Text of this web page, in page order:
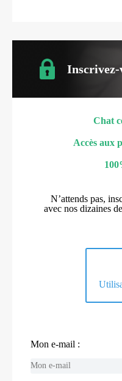
Inscrivez-
Chat
Accès aux
N’attends pas,
avec nos dizaines
Mon e-mail :